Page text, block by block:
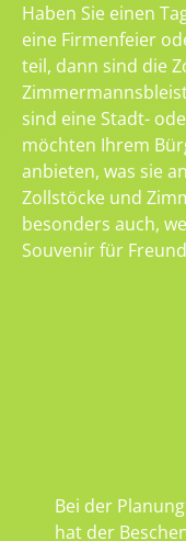
Haben Sie einen
eine Firmenfeier
teil, dann sind die
sind eine Stadt-
möchten Ihrem
anbieten, was sie
Zollstöcke und
besonders auch,
Souvenir für
Bei der
hat der